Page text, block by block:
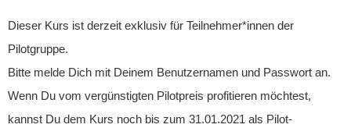
Dieser Kurs ist derzeit exklusiv für Teilnehmer*innen der
Pilotgruppe.
Bitte melde Dich mit Deinem Benutzernamen und Passwort an.
Wenn Du vom vergünstigten Pilotpreis profitieren möchtest,
kannst Du dem Kurs noch bis zum 31.01.2021 als Pilot-